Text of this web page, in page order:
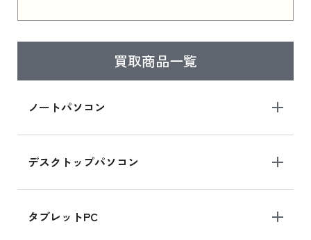
買取商品一覧
ノートパソコン
デスクトップパソコン
タブレットPC
はこちら
ら
iPad mini シリーズ 2024
iPad mini 8.3インチ の新品買取価格